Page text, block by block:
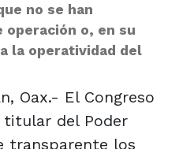
no se han
operación o, en su
la operatividad del
Oax.- El Congreso
titular del Poder
transparente los